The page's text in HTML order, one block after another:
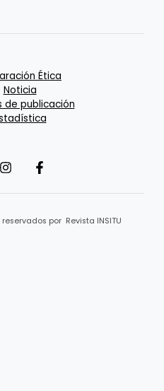
Ética
Noticia
de publicación
por Revista INSITU